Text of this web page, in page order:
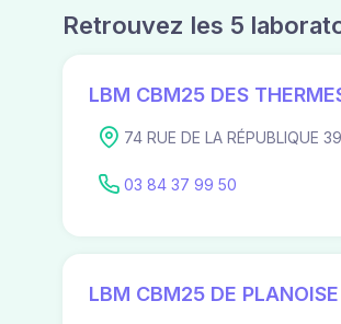
Retrouvez les 5
LBM CBM25 DES
74 RUE DE LA RÉPUBLIQUE
03 84 37 99 50
LBM CBM25 DE